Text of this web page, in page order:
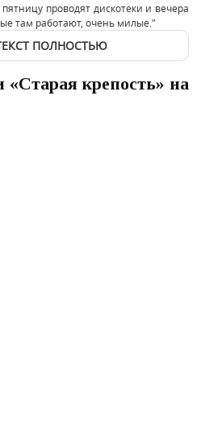
проводят дискотеки и вечера
там работают, очень милые."
ПОЛНОСТЬЮ
«Старая крепость» на